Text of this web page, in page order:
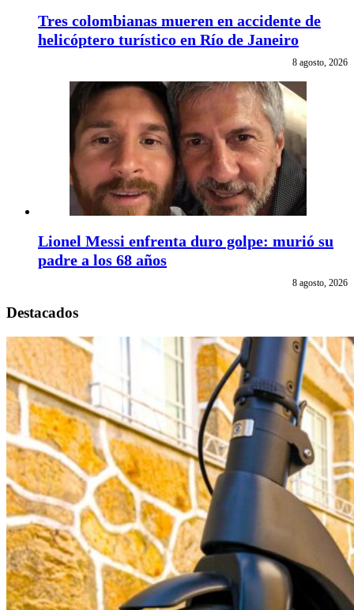
Tres colombianas mueren en accidente de
helicóptero turístico en Río de Janeiro
8 agosto, 2026
Lionel Messi enfrenta duro golpe: murió su
padre a los 68 años
8 agosto, 2026
Destacados